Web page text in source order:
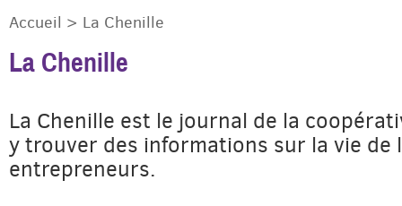
Accueil > La Chenille
La Chenille
La Chenille est le journal de la
y trouver des informations sur la vie de
entrepreneurs.